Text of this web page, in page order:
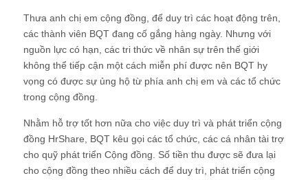
Thưa anh chị em cộng đồng, để duy trì các hoạt động trên,
các thành viên BQT đang cố gắng hàng ngày. Nhưng với
nguồn lực có hạn, các tri thức về nhân sự trên thế giới
không thể tiếp cận một cách miễn phí được nên BQT hy
vọng có được sự ủng hộ từ phía anh chị em và các tổ chức
trong cộng đồng.
Nhằm hỗ trợ tốt hơn nữa cho việc duy trì và phát triển cộng
đồng HrShare, BQT kêu gọi các tổ chức, các cá nhân tài trợ
cho quỹ phát triển Cộng đồng. Số tiền thu được sẽ đưa lại
cho cộng đồng theo nhiều cách để duy trì, phát triển cộng